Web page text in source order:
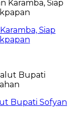
Siap
Bupati Sofyan